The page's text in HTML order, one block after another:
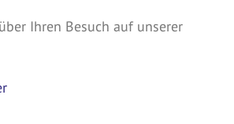
Ihren Besuch auf unserer